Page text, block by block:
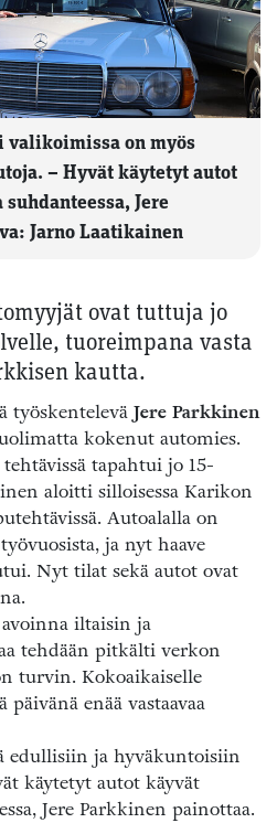
on myös
– Hyvät käytetyt autot
Jere
Jarno Laatikainen
ovat tuttuja jo
tuoreimpana vasta
kautta.
työskentelevä Jere Parkkinen
kokenut automies.
tapahtui jo 15-
aloitti silloisessa Karikon
Autoalalla on
ja nyt haave
Nyt tilat sekä autot ovat
iltaisin ja
tehdään pitkälti verkon
turvin. Kokoaikaiselle
enää vastaavaa
edullisiin ja hyväkuntoisiin
käytetyt autot käyvät
Jere Parkkinen painottaa.